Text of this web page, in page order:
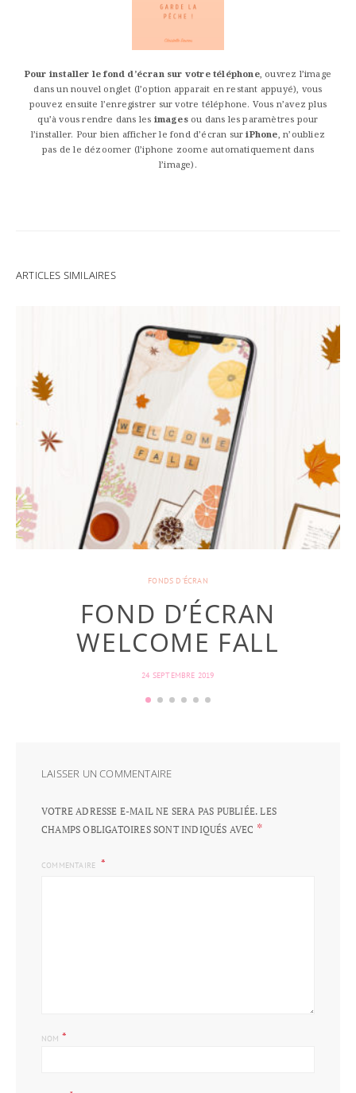
Pour installer le fond d’écran sur votre téléphone, ouvrez l’image
dans un nouvel onglet (l’option apparait en restant appuyé), vous
pouvez ensuite l’enregistrer sur votre téléphone. Vous n’avez plus
qu’à vous rendre dans les imagesou dans les paramètres pour
l’installer. Pour bien afficher le fond d’écran sur iPhone , n’oubliez
pas de le dézoomer (l’iphone zoome automatiquement dans
l’image).
ARTICLES SIMILAIRES
FONDS D'ÉCRAN
FOND D’ÉCRAN
WELCOME FALL
24 SEPTEMBRE 2019
LAISSER UN COMMENTAIRE
VOTRE ADRESSE E-MAIL NE SERA PAS PUBLIÉE. LES
CHAMPS OBLIGATOIRES SONT INDIQUÉS AVEC *
COMMENTAIRE
NOM *